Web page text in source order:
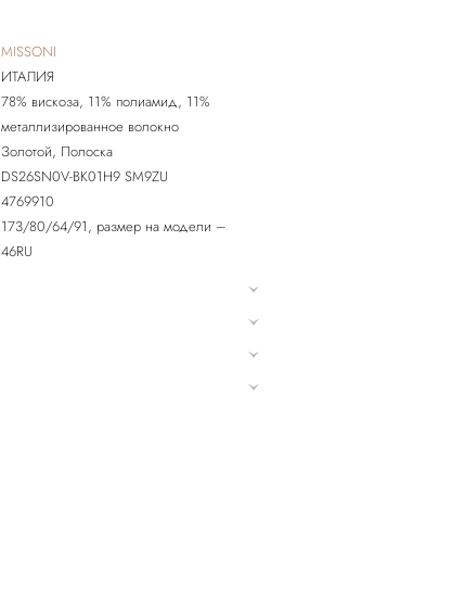
MISSONI
ИТАЛИЯ
78% вискоза, 11% полиамид, 11%
металлизированное волокно
Золотой, Полоска
DS26SN0V-BK01H9 SM9ZU
4769910
173/80/64/91, размер на модели –
46RU